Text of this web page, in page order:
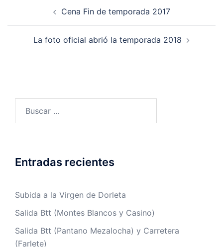
Cena Fin de temporada 2017
La foto oficial abrió la temporada 2018
Entradas recientes
Subida a la Virgen de Dorleta
Salida Btt (Montes Blancos y Casino)
Salida Btt (Pantano Mezalocha) y Carretera
(Farlete)